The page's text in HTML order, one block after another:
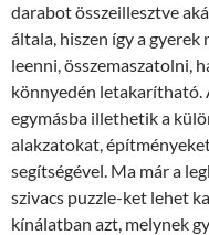
darabot összeillesztve
általa, hiszen így a gyerek
leenni, összemaszatolni,
könnyedén letakarítható.
egymásba illethetik a
alakzatokat,
segítségével. Ma már a
szivacs puzzle-ket lehet
kínálatban azt, melynek